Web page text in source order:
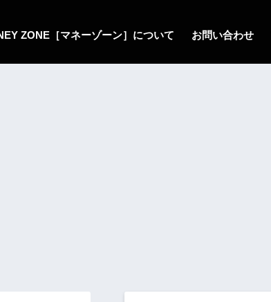
ZONE［マネーゾーン］について お問い合わせ